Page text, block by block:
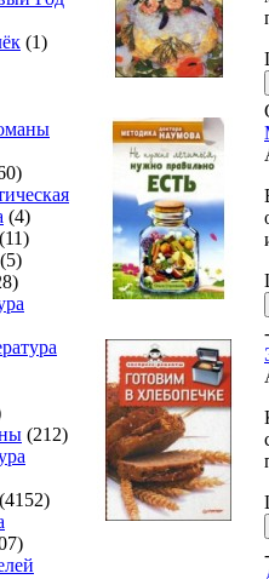
(1)
(4)
(11)
(5)
(212)
(4152)
-
-